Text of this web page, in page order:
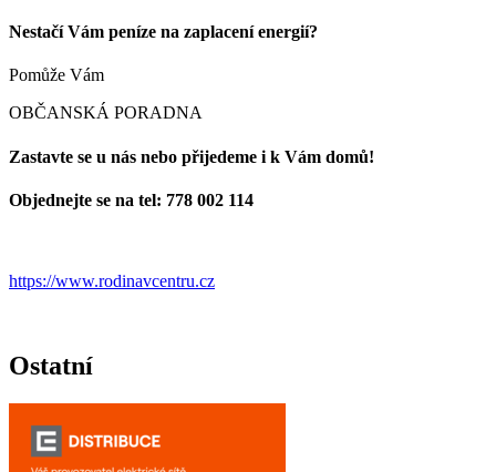
Nestačí Vám peníze na zaplacení energií?
Pomůže Vám
OBČANSKÁ PORADNA
Zastavte se u nás nebo přijedeme i k Vám domů!
Objednejte se na tel: 778 002 114
https://www.rodinavcentru.cz
Ostatní